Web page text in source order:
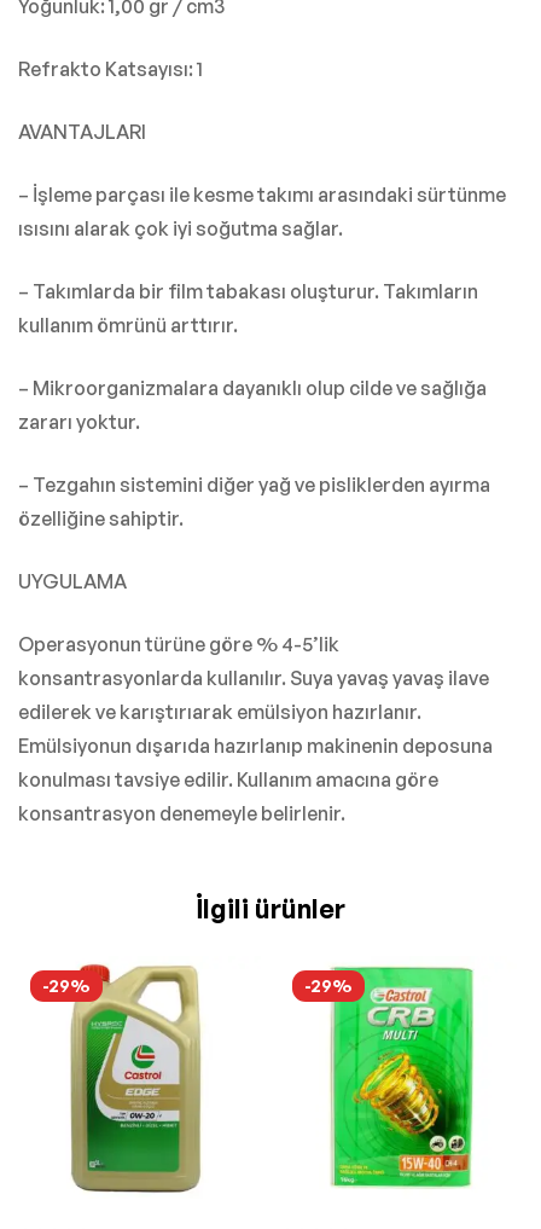
Yoğunluk: 1,00 gr / cm3
Refrakto Katsayısı: 1
AVANTAJLARI
– İşleme parçası ile kesme takımı arasındaki sürtünme
ısısını alarak çok iyi soğutma sağlar.
– Takımlarda bir film tabakası oluşturur. Takımların
kullanım ömrünü arttırır.
– Mikroorganizmalara dayanıklı olup cilde ve sağlığa
zararı yoktur.
– Tezgahın sistemini diğer yağ ve pisliklerden ayırma
özelliğine sahiptir.
UYGULAMA
Operasyonun türüne göre % 4-5’lik
konsantrasyonlarda kullanılır. Suya yavaş yavaş ilave
edilerek ve karıştırıarak emülsiyon hazırlanır.
Emülsiyonun dışarıda hazırlanıp makinenin deposuna
konulması tavsiye edilir. Kullanım amacına göre
konsantrasyon denemeyle belirlenir.
İlgili ürünler
-29% -29%